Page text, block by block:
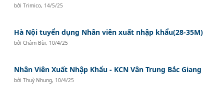
bởiTrimico, 14/5/25
Hà Nội tuyển dụng Nhân viên xuất nhập khẩu(28-35M)
bởiChâm Bùi, 10/4/25
Nhân Viên Xuất Nhập Khẩu - KCN Vân Trung Bắc Giang
bởiThuỳ Nhung, 10/4/25